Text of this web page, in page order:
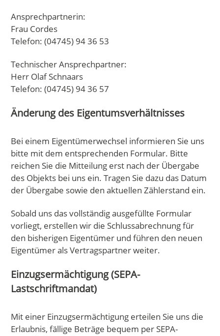
Ansprechpartnerin:
Frau Cordes
Telefon: (04745) 94 36 53
Technischer Ansprechpartner:
Herr Olaf Schnaars
Telefon: (04745) 94 36 57
Änderung des Eigentumsverhältnisses
Bei einem Eigentümerwechsel informieren Sie uns
bitte mit dem entsprechenden Formular. Bitte
reichen Sie die Mitteilung erst nach der Übergabe
des Objekts bei uns ein. Tragen Sie dazu das Datum
der Übergabe sowie den aktuellen Zählerstand ein.
Sobald uns das vollständig ausgefüllte Formular
vorliegt, erstellen wir die Schlussabrechnung für
den bisherigen Eigentümer und führen den neuen
Eigentümer als Vertragspartner weiter.
Einzugsermächtigung (SEPA-
Lastschriftmandat)
Mit einer Einzugsermächtigung erteilen Sie uns die
Erlaubnis, fällige Beträge bequem per SEPA-